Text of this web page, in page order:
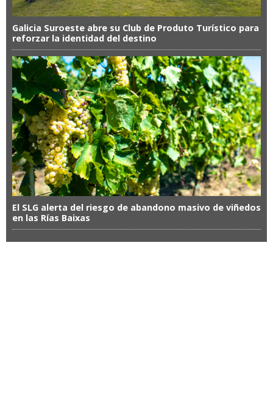
Galicia Suroeste abre su Club de Produto Turístico para
reforzar la identidad del destino
El SLG alerta del riesgo de abandono masivo de viñedos
en las Rías Baixas